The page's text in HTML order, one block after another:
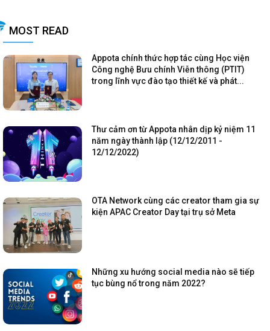
MOST READ
Appota chính thức hợp tác cùng Học viện
Công nghệ Bưu chính Viễn thông (PTIT)
trong lĩnh vực đào tạo thiết kế và phát...
Thư cảm ơn từ Appota nhân dịp kỷ niệm 11
năm ngày thành lập (12/12/2011 -
12/12/2022)
OTA Network cùng các creator tham gia sự
kiện APAC Creator Day tại trụ sở Meta
Những xu hướng social media nào sẽ tiếp
tục bùng nổ trong năm 2022?